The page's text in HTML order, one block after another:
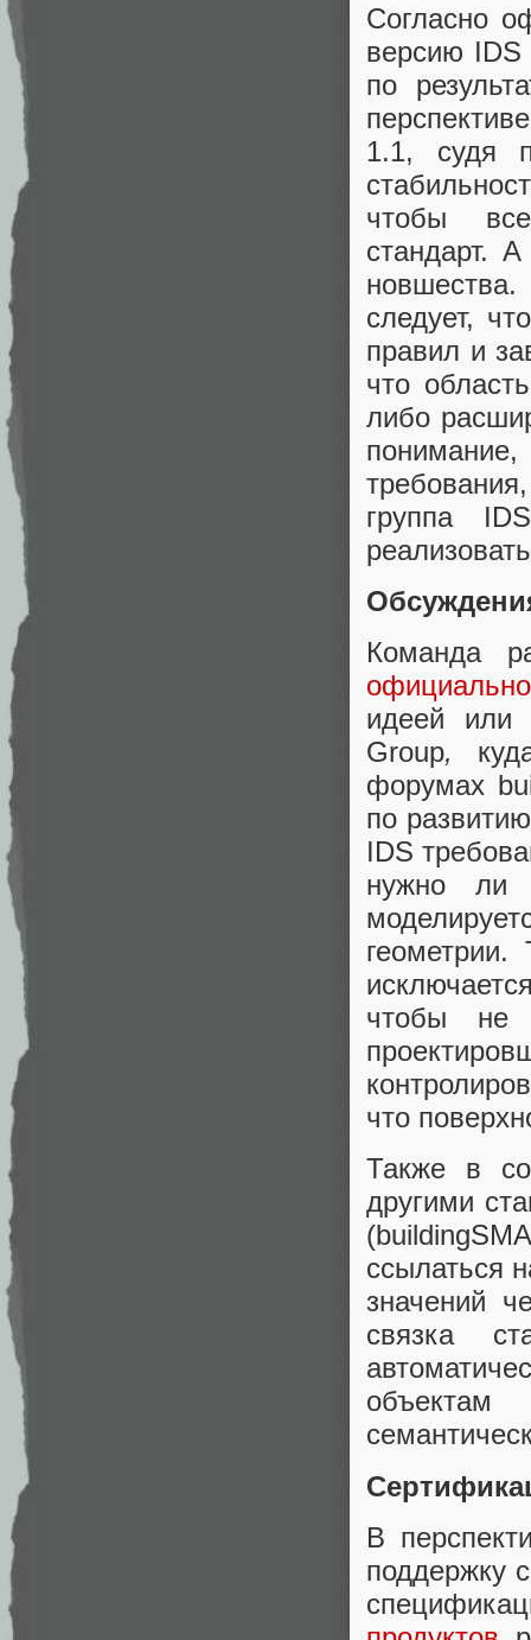
Согласно
версию IDS
по
1.1, судя
чтобы
стандарт.
следует,
правил и
что
либо
группа
Команда
идеей или
Group,
форумах
по
IDS
нужно ли
геометрии.
чтобы не
что
Также в
другими
ссылаться
значений
связка
В
поддержку